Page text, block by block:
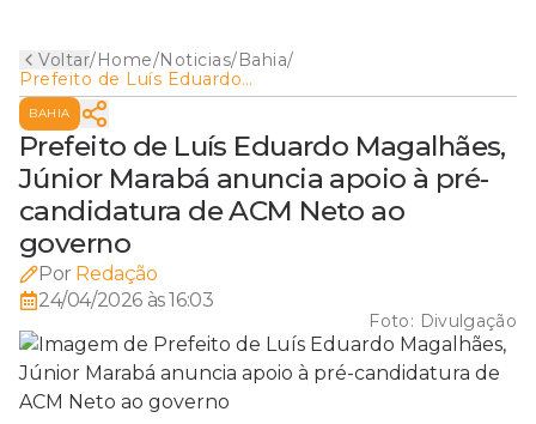
Voltar/Home/Noticias/Bahia/
Prefeito de Luís Eduardo
Magalhães, Júnior Marabá
anuncia apoio à pré-
candidatura de ACM Neto ao
governo
BAHIA
Prefeito de Luís Eduardo Magalhães,
Júnior Marabá anuncia apoio à pré-
candidatura de ACM Neto ao
governo
Por Redação
24/04/2026 às 16:03
Foto: Divulgação